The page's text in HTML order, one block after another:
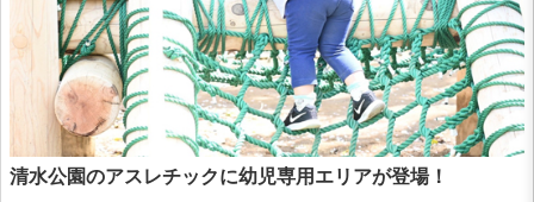
清水公園のアスレチックに幼児専用エリアが登場！